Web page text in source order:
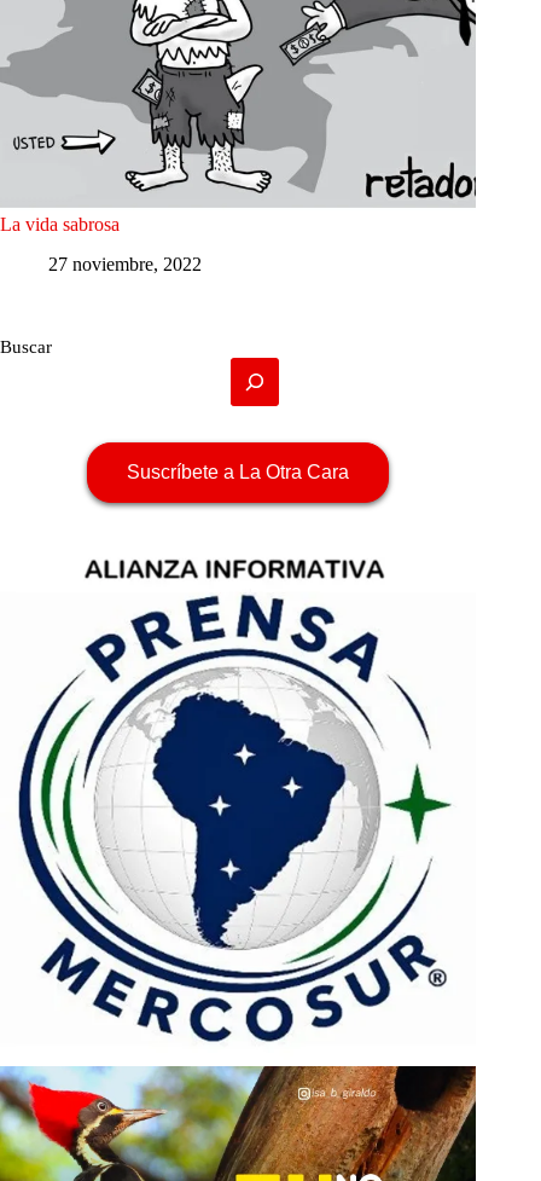
La vida sabrosa
27 noviembre, 2022
Buscar
Suscríbete a La Otra Cara